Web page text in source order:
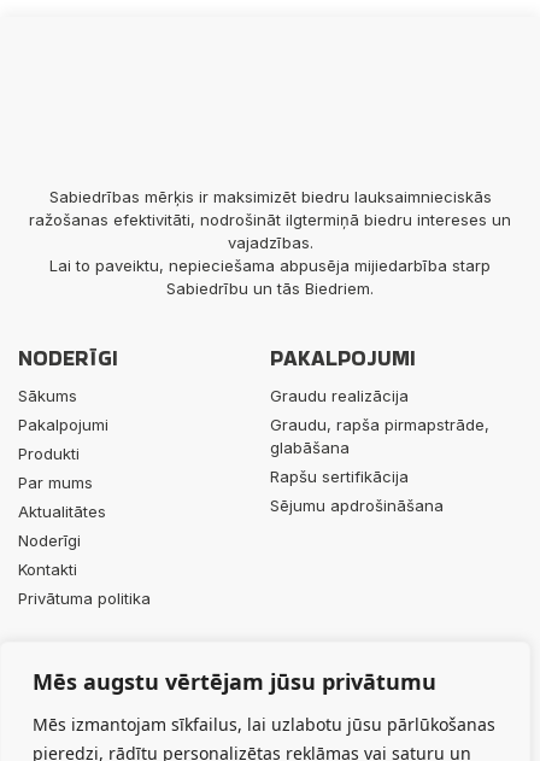
Mēs augstu vērtējam jūsu privātumu
Mēs izmantojam sīkfailus, lai uzlabotu jūsu pārlūkošanas
pieredzi, rādītu personalizētas reklāmas vai saturu un
Sabiedrības mērķis ir maksimizēt biedru lauksaimnieciskās
ražošanas efektivitāti, nodrošināt ilgtermiņā biedru intereses un
vajadzības.
Lai to paveiktu, nepieciešama abpusēja mijiedarbība starp
Sabiedrību un tās Biedriem.
NODERĪGI
Sākums
Pakalpojumi
Produkti
Par mums
Aktualitātes
Noderīgi
Kontakti
Privātuma politika
PAKALPOJUMI
Graudu realizācija
Graudu, rapša pirmapstrāde,
glabāšana
Rapšu sertifikācija
Sējumu apdrošināšana
Minerālmēsli
Augu aizsardzības līdzekļi
+371 29453063
info@durbesgrauds.lv
Celtnieku iela 1, Lieģi, Tadaiķu